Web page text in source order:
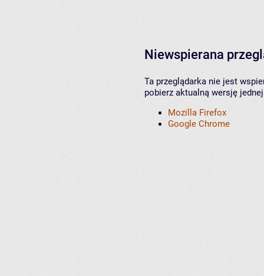
Niewspierana
Ta przeglądarka nie jest
pobierz aktualną wersję
Mozilla Firefox
Google Chrome